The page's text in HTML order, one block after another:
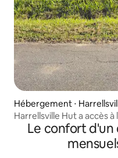
Hébergement ⋅
Harrellsville Hut a accès
chasse
Le confort d'un